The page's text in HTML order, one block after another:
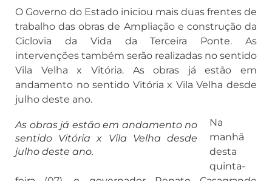
O Governo do Estado iniciou mais duas frentes de
trabalho das obras de Ampliação e construção da
Ciclovia da Vida da Terceira Ponte. As
intervenções também serão realizadas no sentido
Vila Velha x Vitória. As obras já estão em
andamento no sentido Vitória x Vila Velha desde
julho deste ano.
As obras já estão em andamento no
sentido Vitória x Vila Velha desde
julho deste ano.
Na
manhã
desta
quinta-